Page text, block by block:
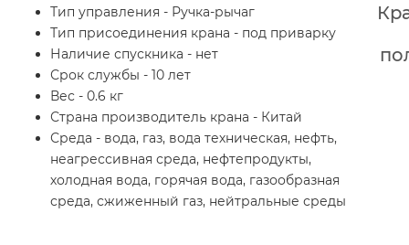
Тип управления - Ручка-рычаг
Тип присоединения крана - под приварку
Наличие спускника - нет
Срок службы - 10 лет
Вес - 0.6 кг
Страна производитель крана - Китай
Среда - вода, газ, вода техническая, нефть,
неагрессивная среда, нефтепродукты,
холодная вода, горячая вода, газообразная
среда, сжиженный газ, нейтральные среды